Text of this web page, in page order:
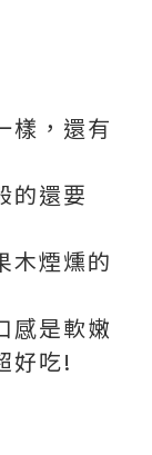
樣，還有
的還要
木煙燻的
感是軟嫩
好吃!